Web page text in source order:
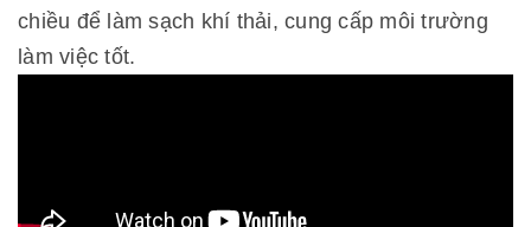
chiều để làm sạch khí thải, cung cấp môi trường
làm việc tốt.